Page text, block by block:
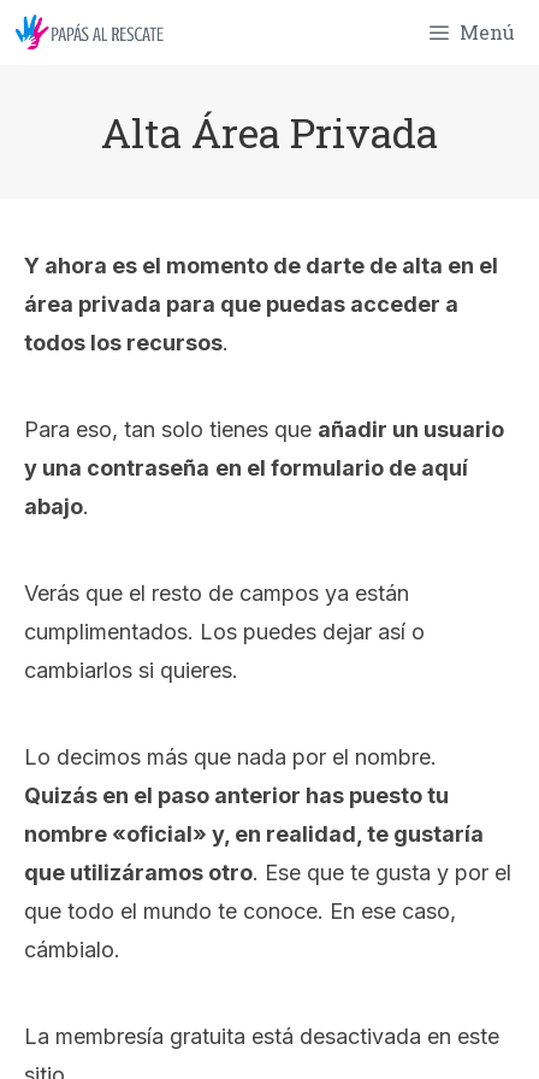
Saltar
Menú
Alta Área Privada
Y ahora es el momento de darte de alta en el
área privada para que puedas acceder a
todos los recursos.
Para eso, tan solo tienes que añadir un usuario
y una contraseña en el formulario de aquí
abajo.
Verás que el resto de campos ya están
cumplimentados. Los puedes dejar así o
cambiarlos si quieres.
Lo decimos más que nada por el nombre.
Quizás en el paso anterior has puesto tu
nombre «oficial» y, en realidad, te gustaría
que utilizáramos otro. Ese que te gusta y por el
que todo el mundo te conoce. En ese caso,
cámbialo.
La membresía gratuita está desactivada en este